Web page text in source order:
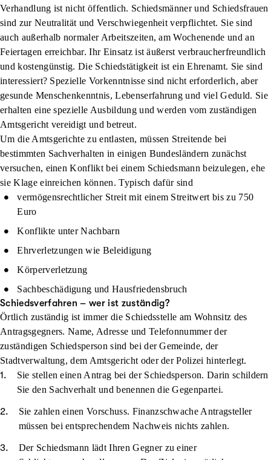
Verhandlung ist nicht öffentlich. Schiedsmänner und Schiedsfrauen
sind zur Neutralität und Verschwiegenheit verpflichtet. Sie sind
auch außerhalb normaler Arbeitszeiten, am Wochenende und an
Feiertagen erreichbar. Ihr Einsatz ist äußerst verbraucherfreundlich
und kostengünstig. Die Schiedstätigkeit ist ein Ehrenamt. Sie sind
interessiert? Spezielle Vorkenntnisse sind nicht erforderlich, aber
gesunde Menschenkenntnis, Lebenserfahrung und viel Geduld. Sie
erhalten eine spezielle Ausbildung und werden vom zuständigen
Amtsgericht vereidigt und betreut.
Um die Amtsgerichte zu entlasten, müssen Streitende bei
bestimmten Sachverhalten in einigen Bundesländern zunächst
versuchen, einen Konflikt bei einem Schiedsmann beizulegen, ehe
sie Klage einreichen können. Typisch dafür sind
vermögensrechtlicher Streit mit einem Streitwert bis zu 750
Euro
Konflikte unter Nachbarn
Ehrverletzungen wie Beleidigung
Körperverletzung
Sachbeschädigung und Hausfriedensbruch
Schiedsverfahren – wer ist zuständig?
Örtlich zuständig ist immer die Schiedsstelle am Wohnsitz des
Antragsgegners. Name, Adresse und Telefonnummer der
zuständigen Schiedsperson sind bei der Gemeinde, der
Stadtverwaltung, dem Amtsgericht oder der Polizei hinterlegt.
Sie stellen einen Antrag bei der Schiedsperson. Darin schildern
Sie den Sachverhalt und benennen die Gegenpartei.
Sie zahlen einen Vorschuss. Finanzschwache Antragsteller
müssen bei entsprechendem Nachweis nichts zahlen.
Der Schiedsmann lädt Ihren Gegner zu einer